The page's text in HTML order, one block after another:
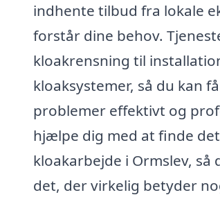
indhente tilbud fra lokale
forstår dine behov.
kloakrensning til
kloaksystemer, så du kan
problemer effektivt og
hjælpe dig med at finde
kloakarbejde i Ormslev, så
det, der virkelig betyder